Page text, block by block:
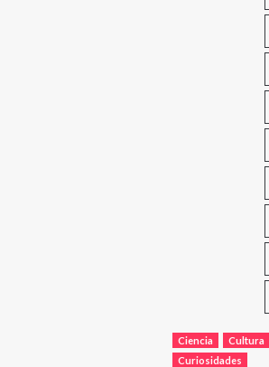
Ciencia
Cultura
Curiosidades